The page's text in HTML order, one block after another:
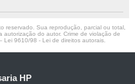
reservado. Sua reprodução, parcial ou total,
autorização do autor. Crime de violação de
Lei 9610/98 - Lei de direitos autorais
HP